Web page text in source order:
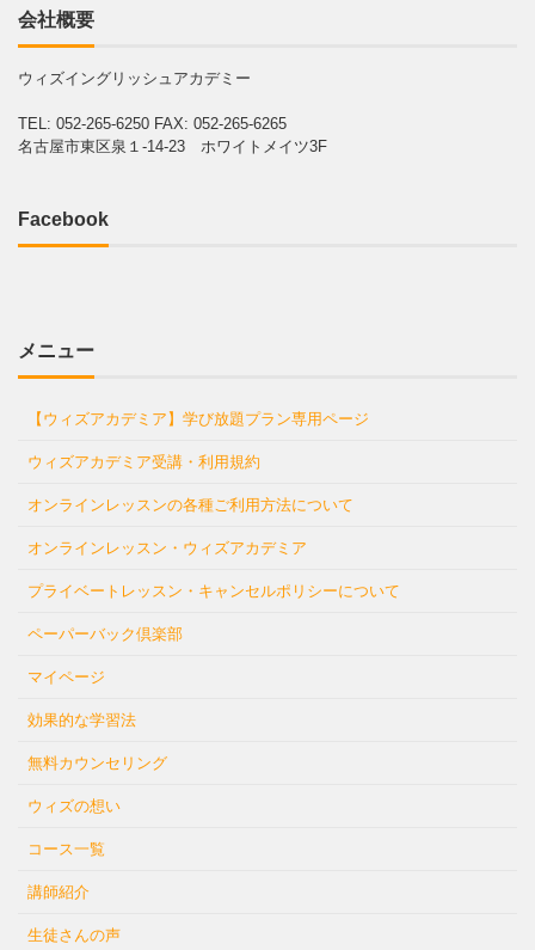
会社概要
ウィズイングリッシュアカデミー
TEL: 052-265-6250 FAX: 052-265-6265
名古屋市東区泉１-14-23 ホワイトメイツ3F
Facebook
メニュー
【ウィズアカデミア】学び放題プラン専用ページ
ウィズアカデミア受講・利用規約
オンラインレッスンの各種ご利用方法について
オンラインレッスン・ウィズアカデミア
プライベートレッスン・キャンセルポリシーについて
ペーパーバック倶楽部
マイページ
効果的な学習法
無料カウンセリング
ウィズの想い
コース一覧
講師紹介
生徒さんの声